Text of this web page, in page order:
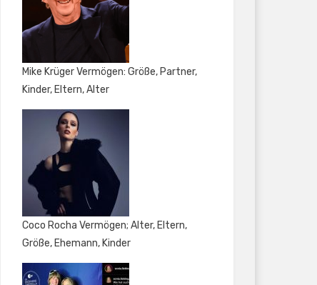
Mike Krüger Vermögen: Größe, Partner,
Kinder, Eltern, Alter
Coco Rocha Vermögen; Alter, Eltern,
Größe, Ehemann, Kinder